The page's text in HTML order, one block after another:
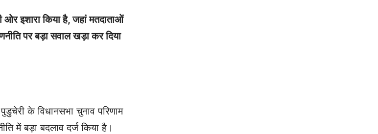
इशारा किया है, जहां मतदाताओं
पर बड़ा सवाल खड़ा कर दिया
के विधानसभा चुनाव परिणाम
में बड़ा बदलाव दर्ज किया है।